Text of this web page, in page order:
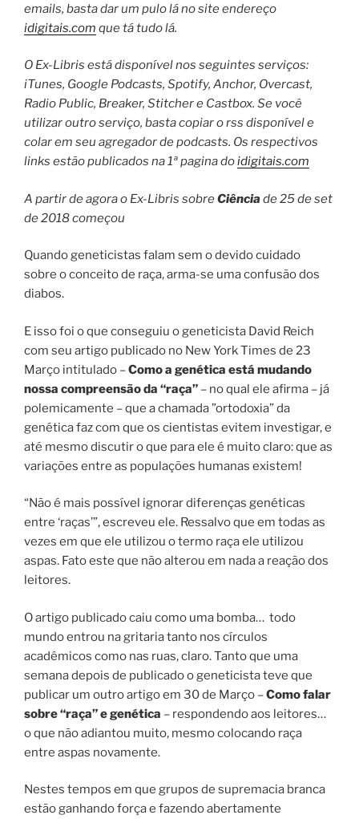
emails, basta dar um pulo lá no site endereço
idigitais.com que tá tudo lá.
O Ex-Libris está disponível nos seguintes serviços:
iTunes, Google Podcasts, Spotify, Anchor, Overcast,
Radio Public, Breaker, Stitcher e Castbox. Se você
utilizar outro serviço, basta copiar o rss disponível e
colar em seu agregador de podcasts. Os respectivos
links estão publicados na 1ª pagina doidigitais.com
A partir de agora o Ex-Libris sobreCiência de 25 de set
de 2018 começou
Quando geneticistas falam sem o devido cuidado
sobre o conceito de raça, arma-se uma confusão dos
diabos.
E isso foi o que conseguiu o geneticista David Reich
com seu artigo publicado no New York Times de 23
Março intitulado –Como a genética está mudando
nossa compreensão da “raça” – no qual ele afirma – já
polemicamente – que a chamada ”ortodoxia” da
genética faz com que os cientistas evitem investigar, e
até mesmo discutir o que para ele é muito claro: que as
variações entre as populações humanas existem!
“Não é mais possível ignorar diferenças genéticas
entre ‘raças’”, escreveu ele. Ressalvo que em todas as
vezes em que ele utilizou o termo raça ele utilizou
aspas. Fato este que não alterou em nada a reação dos
leitores.
O artigo publicado caiu como uma bomba… todo
mundo entrou na gritaria tanto nos círculos
acadêmicos como nas ruas, claro. Tanto que uma
semana depois de publicado o geneticista teve que
publicar um outro artigo em 30 de Março –Como falar
sobre “raça” e genética – respondendo aos leitores…
o que não adiantou muito, mesmo colocando raça
entre aspas novamente.
Nestes tempos em que grupos de supremacia branca
estão ganhando força e fazendo abertamente